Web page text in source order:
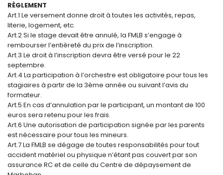
RÈGLEMENT
Art.1 Le versement donne droit à toutes les activités, repas,
literie, logement, etc.
Art.2 Si le stage devait être annulé, la FMLB s’engage à
rembourser l’entièreté du prix de l’inscription.
Art.3 Le droit à l’inscription devra être versé pour le 22
septembre.
Art.4 La participation à l’orchestre est obligatoire pour tous les
stagiaires à partir de la 3ème année ou suivant l’avis du
formateur.
Art.5 En cas d’annulation par le participant, un montant de 100
euros sera retenu pour les frais.
Art.6 Une autorisation de participation signée par les parents
est nécessaire pour tous les mineurs.
Art.7 La FMLB se dégage de toutes responsabilités pour tout
accident matériel ou physique n’étant pas couvert par son
assurance RC et de celle du Centre de dépaysement de